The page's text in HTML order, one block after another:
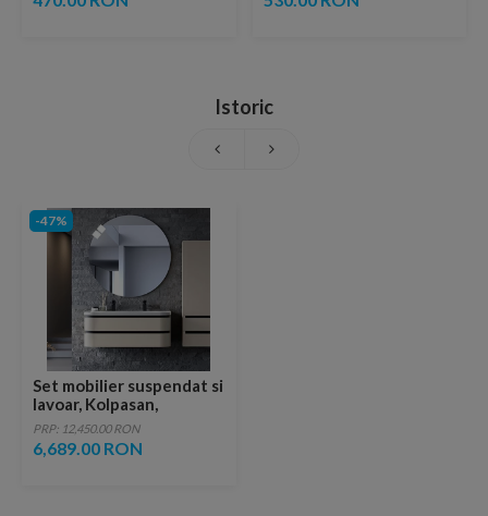
Istoric
-47%
Set mobilier suspendat si
lavoar, Kolpasan,
Vittoria, 120 cm, beige
mat
PRP: 12,450.00 RON
6,689.00 RON